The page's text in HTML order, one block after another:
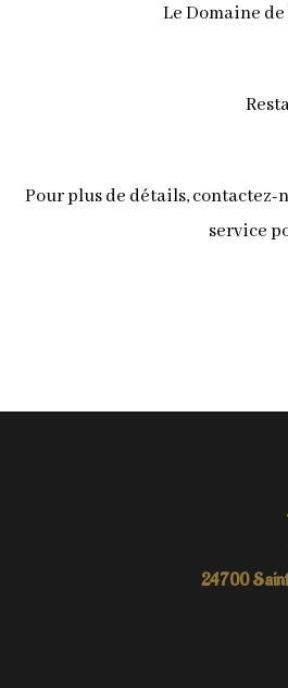
Le Domaine
Pour plus de détails, contactez-
service
24700